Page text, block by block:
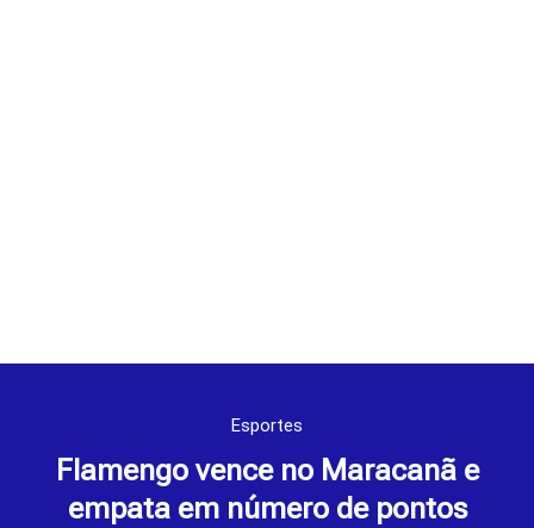
Esportes
Flamengo vence no Maracanã e
empata em número de pontos